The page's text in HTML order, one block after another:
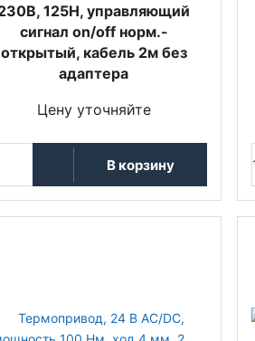
125Н, управляющий
сигнал on/off норм.-
открытый, кабель 2м без
адаптера
Цену уточняйте
В корзину